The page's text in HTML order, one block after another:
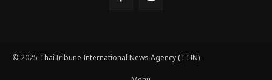
© 2025 ThaiTribune International News Agency (TTIN)